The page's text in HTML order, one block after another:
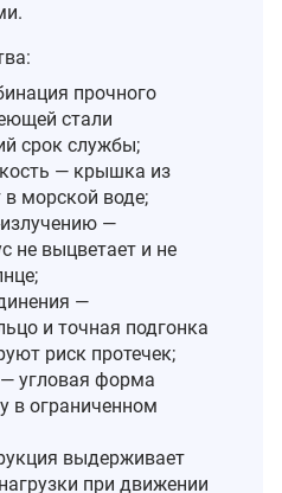
прочного
стали
срок службы;
— крышка из
в морской воде;
—
не выцветает и не
—
и точная подгонка
риск протечек;
угловая форма
в ограниченном
выдерживает
при движении